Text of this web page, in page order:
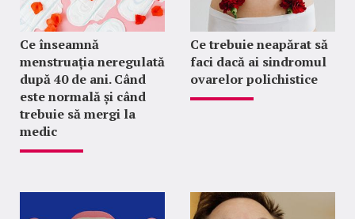
Ce înseamnă
menstruația neregulată
după 40 de ani. Când
este normală și când
trebuie să mergi la
medic
Ce trebuie neapărat să
faci dacă ai sindromul
ovarelor polichistice